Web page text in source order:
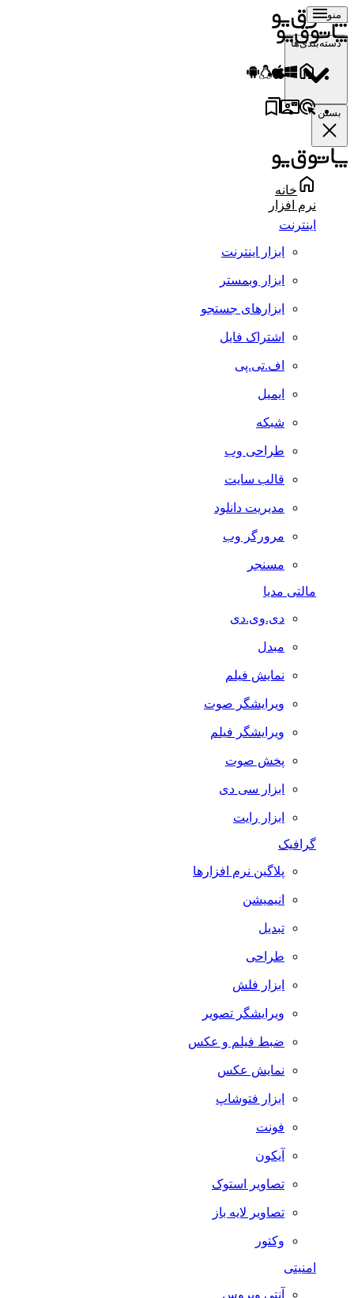
منو
دسته‌بندی‌ها
بستن
خانه
نرم افزار
اینترنت
ابزار اینترنت
ابزار وبمستر
ابزارهای جستجو
اشتراک فایل
اف.تی.پی
ایمیل
شبکه
طراحی وب
قالب سایت
مدیریت دانلود
مرورگر وب
مسنجر
مالتی مدیا
دی.وی.دی
مبدل
نمایش فیلم
ویرایشگر صوت
ویرایشگر فیلم
پخش صوت
ابزار سی دی
ابزار رایت
گرافیک
پلاگین نرم افزارها
انیمیشن
تبدیل
طراحی
ابزار فلش
ویرایشگر تصویر
ضبط فيلم و عكس
نمایش عکس
ابزار فتوشاپ
فونت
آیکون
تصاویر استوک
تصاویر لایه باز
وکتور
امنیتی
آنتی ویروس